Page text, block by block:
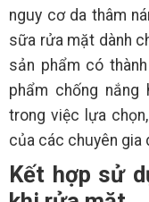
nguy cơ da thâm
sữa rửa mặt dành
sản phẩm có
phẩm chống nắng
trong việc lựa
của các chuyên gia
Kết hợp sử